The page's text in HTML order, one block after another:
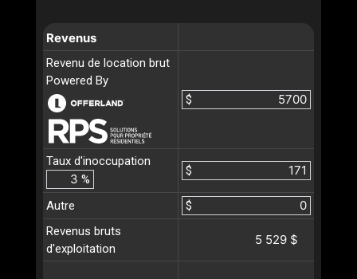
Revenus
Revenu de location brut
Powered By
$
Taux d'inoccupation
%
$
Autre
$
Revenus bruts
d'exploitation
5 529 $